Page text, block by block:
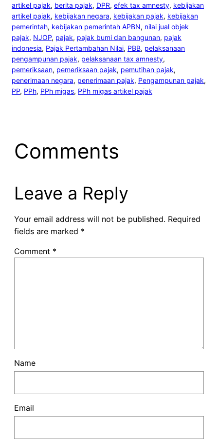
artikel pajak, berita pajak, DPR, efek tax amnesty, kebijakan
artikel pajak, kebijakan negara, kebijakan pajak, kebijakan
pemerintah, kebijakan pemerintah APBN, nilai jual objek
pajak, NJOP, pajak, pajak bumi dan bangunan, pajak
indonesia, Pajak Pertambahan Nilai, PBB, pelaksanaan
pengampunan pajak, pelaksanaan tax amnesty
pemeriksaan, pemeriksaan pajak, pemutihan pajak
penerimaan negara, penerimaan pajak, Pengampunan pajak
PP, PPh, PPh migas, PPh migas artikel pajak
Comments
Leave a Reply
Your email address will not be published. Required
fields are marked *
Comment *
Name
Email